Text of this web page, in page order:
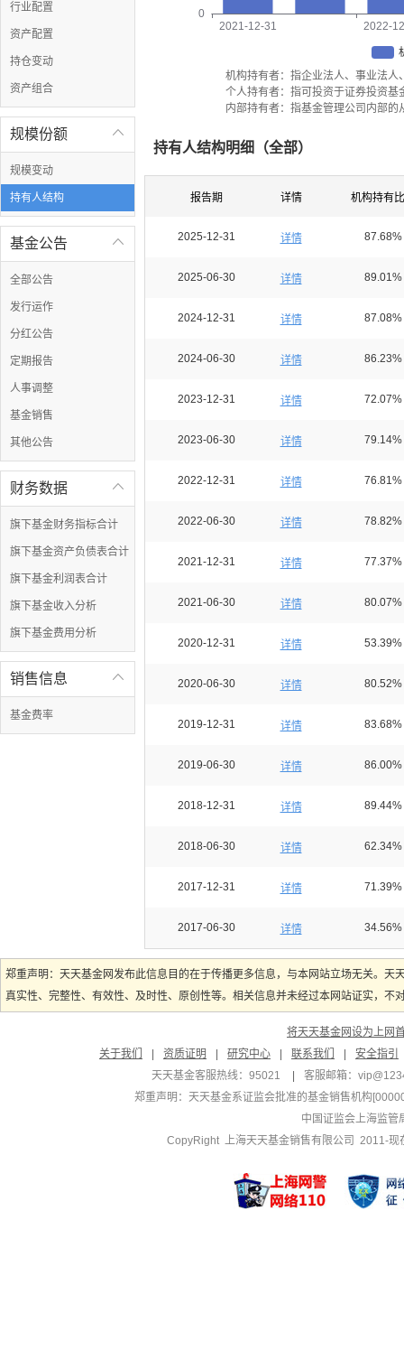
行业配置
资产配置
持仓变动
资产组合

规模份额
规模变动
持有人结构

基金公告
全部公告
发行运作
分红公告
定期报告
人事调整
基金销售
其他公告

财务数据
旗下基金财务指标合计
旗下基金资产负债表合计
旗下基金利润表合计
旗下基金收入分析
旗下基金费用分析

销售信息
基金费率
0
2021-12-31 2022-
机构持有者：指企业法人、事业法
个人持有者：指可投资于证券投资
内部持有者：指基金管理公司内部
持有人结构明细（全部）
报告期 详情 机构持有
2025-12-31 详情 87.68%
2025-06-30 详情 89.01%
2024-12-31 详情 87.08%
2024-06-30 详情 86.23%
2023-12-31 详情 72.07%
2023-06-30 详情 79.14%
2022-12-31 详情 76.81%
2022-06-30 详情 78.82%
2021-12-31 详情 77.37%
2021-06-30 详情 80.07%
2020-12-31 详情 53.39%
2020-06-30 详情 80.52%
2019-12-31 详情 83.68%
2019-06-30 详情 86.00%
2018-12-31 详情 89.44%
2018-06-30 详情 62.34%
2017-12-31 详情 71.39%
2017-06-30 详情 34.56%
郑重声明：天天基金网发布此信息目的在于传播更多信息，与本网站立场无关。
真实性、完整性、有效性、及时性、原创性等。相关信息并未经过本网站证实，
将天天基金网设为上网
关于我们
资质证明 研究中心 联系我们
安全指引
天天基金客服热线：95021
客服邮箱：
郑重声明： 天天基金系证监会批准的基金销售机构
中国证监会上海监管
CopyRight 上海天天基金销售有限公司 2011-